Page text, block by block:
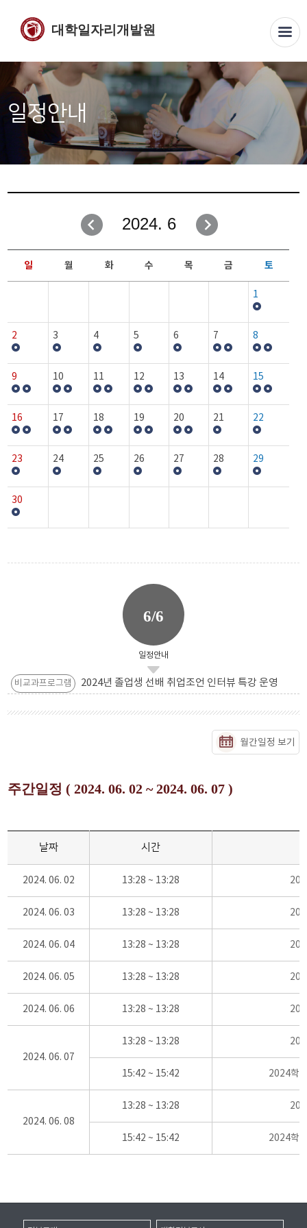
대학일자리개발원
일정안내
2024. 6
일 월 화 수 목 금 토
1
2 3 4 5 6 7 8
9 10 11 12 13 14 15
16 17 18 19 20 21 22
23 24 25 26 27 28 29
30
6/6
일정안내
비교과프로그램 2024년 졸업생 선배 취업조언 인터뷰 특강 운영
월간일정 보기
주간일정 ( 2024. 06. 02 ~ 2024. 06. 07 )
날짜 시간
2024. 06. 02 13:28 ~ 13:28
2024. 06. 03 13:28 ~ 13:28
2024. 06. 04 13:28 ~ 13:28
2024. 06. 05 13:28 ~ 13:28
2024. 06. 06 13:28 ~ 13:28
2024. 06. 07
13:28 ~ 13:28
15:42 ~ 15:42 2024학
2024. 06. 08
13:28 ~ 13:28
15:42 ~ 15:42 2024학